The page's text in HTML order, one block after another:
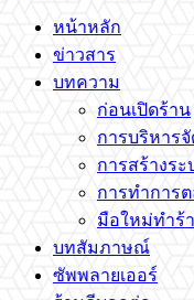
หน้าหลัก
ข่าวสาร
บทความ
ก่อนเปิดร้าน
การบริหาร
การสร้างร
การทำการ
มือใหม่ทำร้
บทสัมภาษณ์
ซัพพลายเออร์